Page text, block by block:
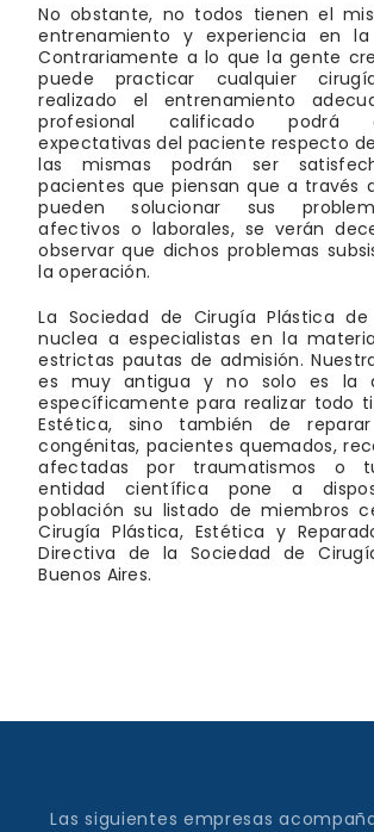
No obstante, no todos tienen el
entrenamiento y experiencia en la
Contrariamente a lo que la gente
puede practicar cualquier
realizado el entrenamiento
profesional calificado podrá
expectativas del paciente respecto
las mismas podrán ser
pacientes que piensan que a través
pueden solucionar sus
afectivos o laborales, se verán
observar que dichos problemas
la operación.
La Sociedad de Cirugía Plástica de
nuclea a especialistas en la
estrictas pautas de admisión.
es muy antigua y no solo es la
específicamente para realizar todo
Estética, sino también de reparar
congénitas, pacientes quemados,
afectadas por traumatismos o
entidad científica pone a
población su listado de miembros
Cirugía Plástica, Estética y
Directiva de la Sociedad de
Buenos Aires.
Las siguientes empresas